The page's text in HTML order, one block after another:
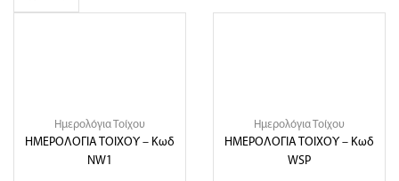
Ημερολόγια Τοίχου
ΗΜΕΡΟΛΟΓΙΑ ΤΟΙΧΟΥ – Κωδ
NW1
Ημερολόγια Τοίχου
ΗΜΕΡΟΛΟΓΙΑ ΤΟΙΧΟΥ – Κωδ
WSP